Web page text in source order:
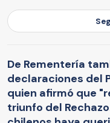
De Rementería
declaraciones del
quien afirmó que
triunfo del